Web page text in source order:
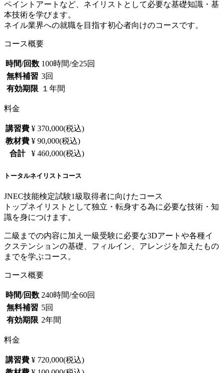
ペイントアートなど、ネイリストとして必要な基礎知識・基
本技術を学びます。
ネイル業界への就職を目指す初心者向けのコースです。
コース概要
時間/回数 100時間/全25回
無料補習 3回
有効期限
１年間
料金
講習費 ¥ 370,000(税込)
教材費 ¥ 90,000(税込)
合計
¥ 460,000(税込)
トータルネイリストコース
JNEC技能検定試験1級取得者に向けたコース
トップネイリストとして独立・転身する為に必要な技術・知
識を身につけます。
二級までの内容に加え一級受験に必要な3Dアートや各種イ
クステンションの基礎、フィルイン、アレンジを加えたもの
までを学ぶコース。
コース概要
時間/回数 240時間/全60回
無料補習 5回
有効期限 2年間
料金
講習費 ¥ 720,000(税込)